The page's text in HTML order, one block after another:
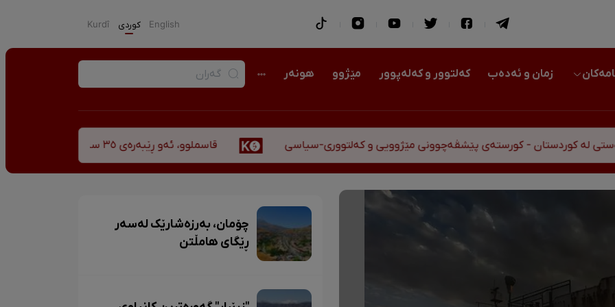
English كوردی Kurdî
زمان و ئەدەب کەلتوور و کەلەپوور مێژوو هونەر
- کورستەی پێشڤەچوونی مێژوویی و کەلتووری-سیاسی قاسملوو، ئەو ڕێبەرەی ٣٥ ساڵ پاش شەهید بوونیشی ڕێبازەکەی هەر زیندووە
چۆمان، بەرزەشارێک لەسەر
ڕێگای هامڵتن